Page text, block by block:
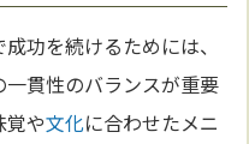
功を続けるためには、
貫性のバランスが重要
覚や文化に合わせたメニ